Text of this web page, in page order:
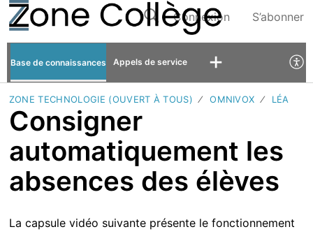
Connexion S’abonner
Base de connaissances Appels de service
ZONE TECHNOLOGIE (OUVERT À TOUS) OMNIVOX LÉA
Consigner
automatiquement les
absences des élèves
La capsule vidéo suivante présente le fonctionnement